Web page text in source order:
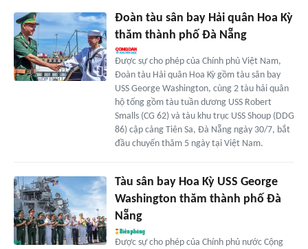
Đoàn tàu sân bay Hải quân Hoa Kỳ
thăm thành phố Đà Nẵng
Được sự cho phép của Chính phủ Việt Nam,
Đoàn tàu Hải quân Hoa Kỳ gồm tàu sân bay
USS George Washington, cùng 2 tàu hải quân
hộ tống gồm tàu tuần dương USS Robert
Smalls (CG 62) và tàu khu trục USS Shoup (DDG
86) cập cảng Tiên Sa, Đà Nẵng ngày 30/7, bắt
đầu chuyến thăm 5 ngày tại Việt Nam.
Tàu sân bay Hoa Kỳ USS George
Washington thăm thành phố Đà
Nẵng
Được sự cho phép của Chính phủ nước Cộng